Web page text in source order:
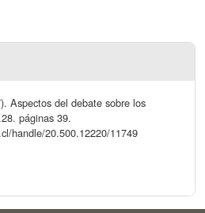
Aspectos del debate sobre los
páginas 39.
handle/20.500.12220/11749